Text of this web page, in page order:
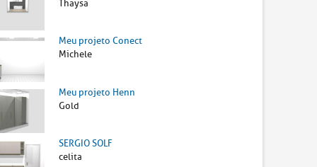
Thaysa
Meu projeto Conect
Michele
Meu projeto Henn
Gold
SERGIO SOLF
celita